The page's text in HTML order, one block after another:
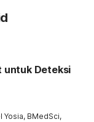
untuk Deteksi
Yosia, BMedSci,